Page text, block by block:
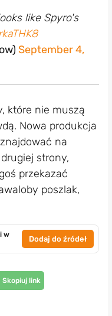
like Spyro's
September 4,
które nie muszą
Nowa produkcja
na
strony,
przekazać
poszlak,
w
Dodaj do źródeł
Skopiuj link